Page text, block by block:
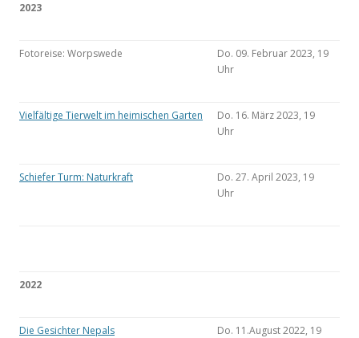
2023
Fotoreise: Worpswede
Do. 09. Februar 2023, 19
Uhr
Vielfältige Tierwelt im heimischen Garten
Do. 16. März 2023, 19
Uhr
Schiefer Turm: Naturkraft
Do. 27. April 2023, 19
Uhr
2022
Die Gesichter Nepals
Do. 11.August 2022, 19